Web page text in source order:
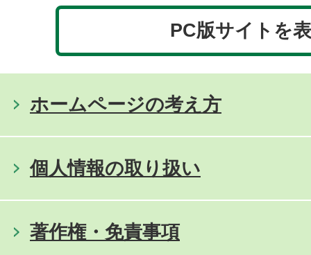
PC版サイトを
ホームページの考え方
個人情報の取り扱い
著作権・免責事項